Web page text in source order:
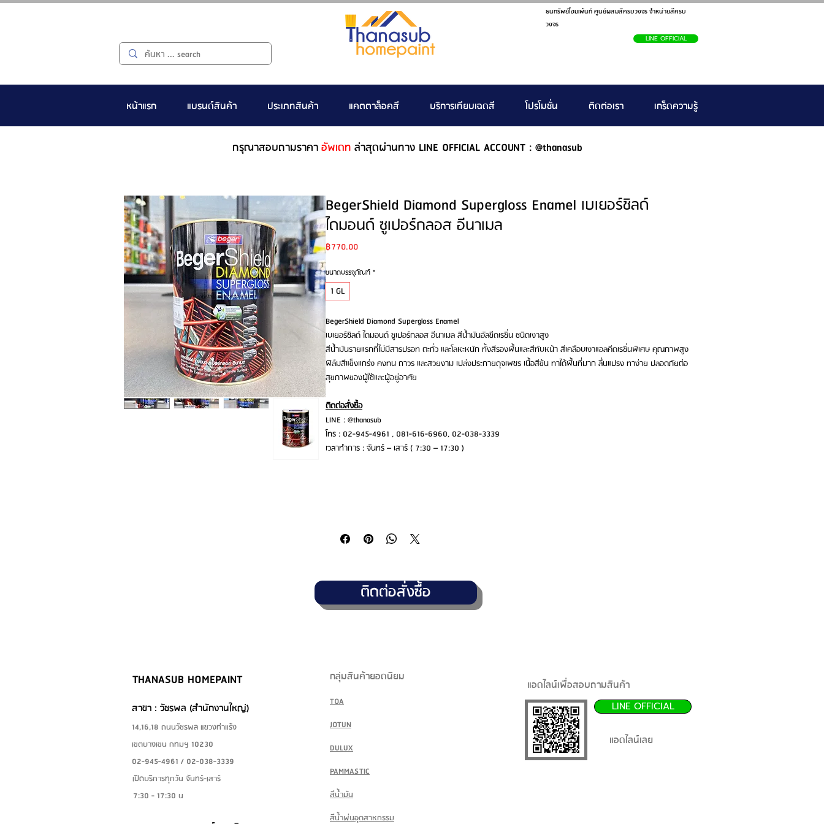
ธนทรัพย์โฮมเพ้นท์ ศูนย์ผสมสีครบวงจร จำหน่ายสีครบ
วงจร
LINE OFFICIAL
หน้าแรก แบรนด์สินค้า ประเภทสินค้า แคตตาล็อคสี บริการเทียบเฉดสี โปรโมชั่น ติดต่อเรา เกร็ดความรู้
กรุณาสอบถามราคาอัพเดท ล่าสุดผ่านทาง LINE OFFICIAL ACCOUNT : @thanasub
BegerShield Diamond Supergloss Enamel เบเยอร์ชิลด์
ไดมอนด์ ซูเปอร์กลอส อีนาเมล
฿770.00Price
ขนาดบรรจุภัณฑ์ *
1 GL
BegerShield Diamond Supergloss Enamel
เบเยอร์ชิลด์ ไดมอนด์ ซูเปอร์กลอส อีนาเมล สีน้ำมันอัลขีดเรซิ่น ชนิดเงาสูง
สีน้ำมันรายแรกที่ไม่มีสารปรอท ตะกั่ว และโลหะหนัก ทั้งสีรองพื้นและสีทับหน้า สีเคลือบเงาแอลคีดเรซิ่นพิเศษ คุณภาพสูง
ฟิล์มสีแข็งแกร่ง คงทน ถาวร และสวยงาม เปล่งประกายดุจเพชร เนื้อสีข้น ทาได้พื้นที่มาก ลื่นแปรง ทาง่าย ปลอดภัยต่อ
สุขภาพของผู้ใช้และผู้อยู่อาศัย
ติดต่อสั่งซื้อ
LINE : @thanasub
โทร : 02-945-4961 , 081-616-6960, 02-038-3339
เวลาทำการ : จันทร์ – เสาร์ ( 7:30 – 17:30 )
ติดต่อสั่งซื้อ
THANASUB HOMEPAINT
สาขา : วัชรพล (สำนักงานใหญ่)
14,16,18 ถนนวัชรพล แขวงท่าแร้ง
เขตบางเขน กทมฯ 10230
02-945-4961 / 02-038-3339
เปิดบริการทุกวัน จันทร์-เสาร์
7:30 - 17:30 น
กลุ่มสินค้ายอดนิยม
TOA
JOTUN
DULUX
PAMMASTIC
สีน้ำมัน
สีน้ำพ่นอุตสาหกรรม
แอดไลน์เพื่อสอบถามสินค้า
LINE OFFICIAL
แอดไลน์เลย